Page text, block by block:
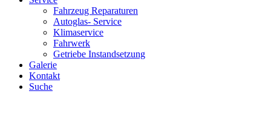
Fahrzeug Reparaturen
Autoglas- Service
Klimaservice
Fahrwerk
Getriebe Instandsetzung
Galerie
Kontakt
Suche